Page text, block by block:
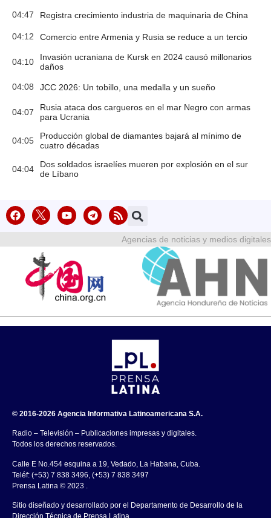
04:47 Registra crecimiento industria de maquinaria de China
04:12 Comercio entre Armenia y Rusia se reduce a un tercio
04:10
Invasión ucraniana de Kursk en 2024 causó millonarios
daños
04:08 JCC 2026: Un tobillo, una medalla y un sueño
04:07
Rusia ataca dos cargueros en el mar Negro con armas
para Ucrania
04:05
Producción global de diamantes bajará al mínimo de
cuatro décadas
04:04
Dos soldados israelíes mueren por explosión en el sur
de Líbano
Agencias de noticias y medios digitales
© 2016-2026 Agencia Informativa Latinoamericana S.A.
Radio – Televisión – Publicaciones impresas y digitales.
Todos los derechos reservados.
Calle E No.454 esquina a 19, Vedado, La Habana, Cuba.
Teléf: (+53) 7 838 3496, (+53) 7 838 3497
Prensa Latina © 2023 .
Sitio diseñado y desarrollado por el Departamento de Desarrollo de la
Dirección Técnica de Prensa Latina.